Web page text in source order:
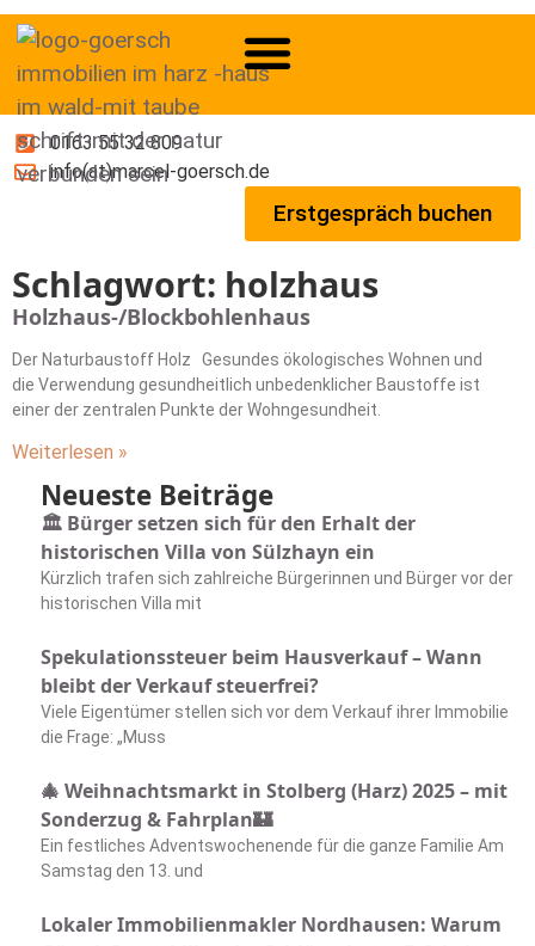
0163 55 32 809
info(at)marcel-goersch.de
Erstgespräch buchen
Schlagwort: holzhaus
Holzhaus-/Blockbohlenhaus
Der Naturbaustoff Holz Gesundes ökologisches Wohnen und
die Verwendung gesundheitlich unbedenklicher Baustoffe ist
einer der zentralen Punkte der Wohngesundheit.
Weiterlesen »
Neueste Beiträge
🏛️ Bürger setzen sich für den Erhalt der
historischen Villa von Sülzhayn ein
Kürzlich trafen sich zahlreiche Bürgerinnen und Bürger vor der
historischen Villa mit
Spekulationssteuer beim Hausverkauf – Wann
bleibt der Verkauf steuerfrei?
Viele Eigentümer stellen sich vor dem Verkauf ihrer Immobilie
die Frage: „Muss
🎄 Weihnachtsmarkt in Stolberg (Harz) 2025 – mit
Sonderzug & Fahrplan🏰
Ein festliches Adventswochenende für die ganze Familie Am
Samstag den 13. und
Lokaler Immobilienmakler Nordhausen: Warum